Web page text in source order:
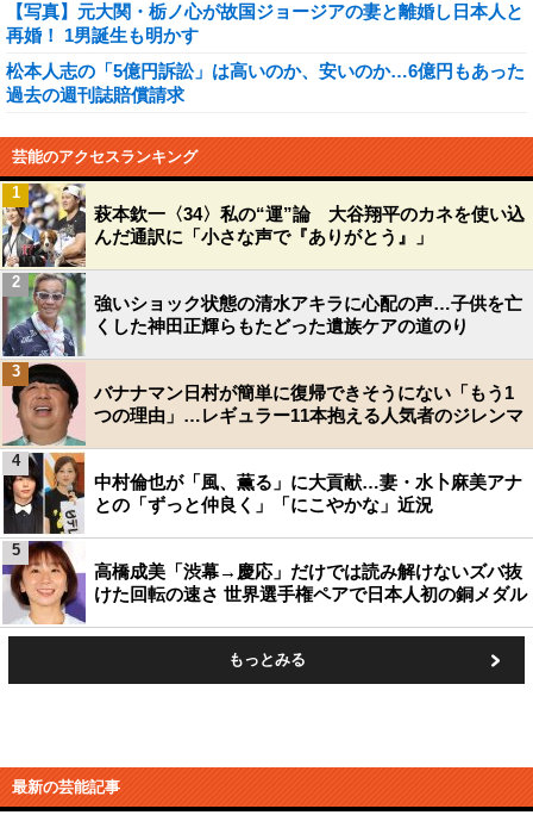
【写真】元大関・栃ノ心が故国ジョージアの妻と離婚し日本人と
再婚！ 1男誕生も明かす
松本人志の「5億円訴訟」は高いのか、安いのか…6億円もあった
過去の週刊誌賠償請求
芸能のアクセスランキング
萩本欽一〈34〉私の“運”論 大谷翔平のカネを使い込
んだ通訳に「小さな声で『ありがとう』」
1
強いショック状態の清水アキラに心配の声…子供を亡
くした神田正輝らもたどった遺族ケアの道のり
2
バナナマン日村が簡単に復帰できそうにない「もう1
つの理由」…レギュラー11本抱える人気者のジレンマ
3
中村倫也が「風、薫る」に大貢献…妻・水卜麻美アナ
との「ずっと仲良く」「にこやかな」近況
4
高橋成美「渋幕→慶応」だけでは読み解けないズバ抜
けた回転の速さ 世界選手権ペアで日本人初の銅メダル
5
もっとみる
最新の芸能記事